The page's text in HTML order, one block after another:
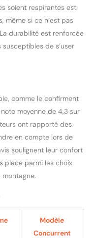
les plus
Nos lacets
tissés sont
être très
légers et pour
de cyclisme
d'inspiration
confortable et
équipée pour
sur les
les routes ou les
Ajustement
et soutien : la
et
avec armure
au
orteils et du
soient respirantes est
même si ce n’est pas
durabilité est renforcée
de s’user
comme le confirment
moyenne de 4,3 sur
ont rapporté des
en compte lors de
soulignent leur confort
place parmi les choix
Modèle
Concurrent